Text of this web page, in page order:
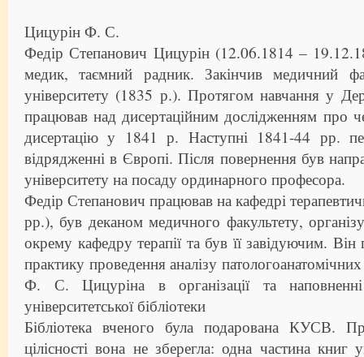
Цицурін Ф. С.
Федір Степанович Цицурін (12.06.1814 –
медик, таємний радник. Закінчив медичний
університету (1835 р.). Протягом навчання у
працював над дисертаційним дослідженням про
дисертацію у 1841 р. Наступні 1841-44 рр.
відрядженні в Європі. Після повернення був
університету на посаду ординарного професора.
Федір Степанович працював на кафедрі
рр.), був деканом медичного факультету,
окрему кафедру терапії та був її завідуючим.
практику проведення аналізу
Ф. С. Цицуріна в організації та
університетської бібліотеки
Бібліотека вченого була подарована КУСВ.
цілісності вона не зберегла: одна частина книг